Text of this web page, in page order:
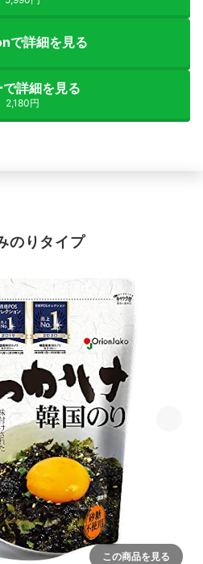
で詳細を見る
で詳細を見る
2,180円
のりタイプ
この商品を見る